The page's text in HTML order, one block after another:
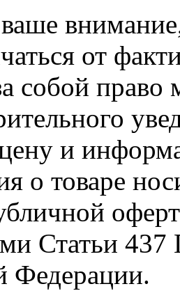
от
собой право
и
о товаре
Статьи 437
Федерации.